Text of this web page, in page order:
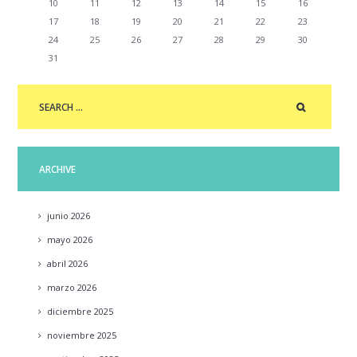
10 11 12 13 14 15
16
17
18 19 20 21 22
23
24
25 26 27 28 29
30
31
ARCHIVE
junio 2026
mayo 2026
abril 2026
marzo 2026
diciembre 2025
noviembre 2025